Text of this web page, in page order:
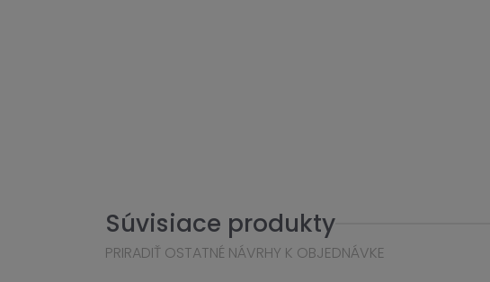
Súvisiace produkty
PRIRADIŤ OSTATNÉ NÁVRHY K OBJEDNÁVKE